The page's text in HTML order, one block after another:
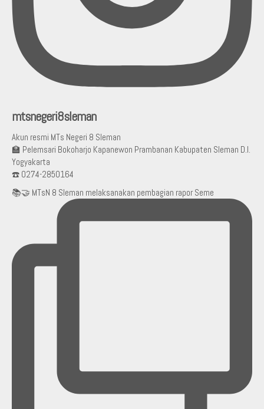
mtsnegeri8sleman
Akun resmi MTs Negeri 8 Sleman
🏫 Pelemsari Bokoharjo Kapanewon Prambanan Kabupaten Sleman D.I.
Yogyakarta
☎️ 0274-2850164
📚🤝 MTsN 8 Sleman melaksanakan pembagian rapor Seme